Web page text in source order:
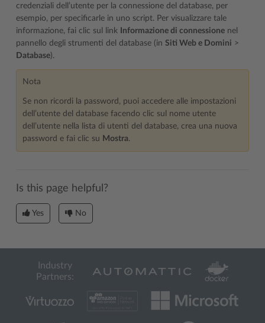
credenziali dell’utente per la connessione del database, per
esempio, per specificarle in uno script. Per visualizzare tale
informazione, fai clic sul link
Informazione di connessione nel
pannello degli strumenti del database (in Siti Web e Domini >
Database).
Nota
Se non ricordi la password, puoi accedere alle impostazioni
dell’utente del database facendo clic sul nome utente
dell’utente nella lista di utenti del database, crea una nuova
password e fai clic su Mostra.
Is this page helpful?
Yes No
Industry
Partners: